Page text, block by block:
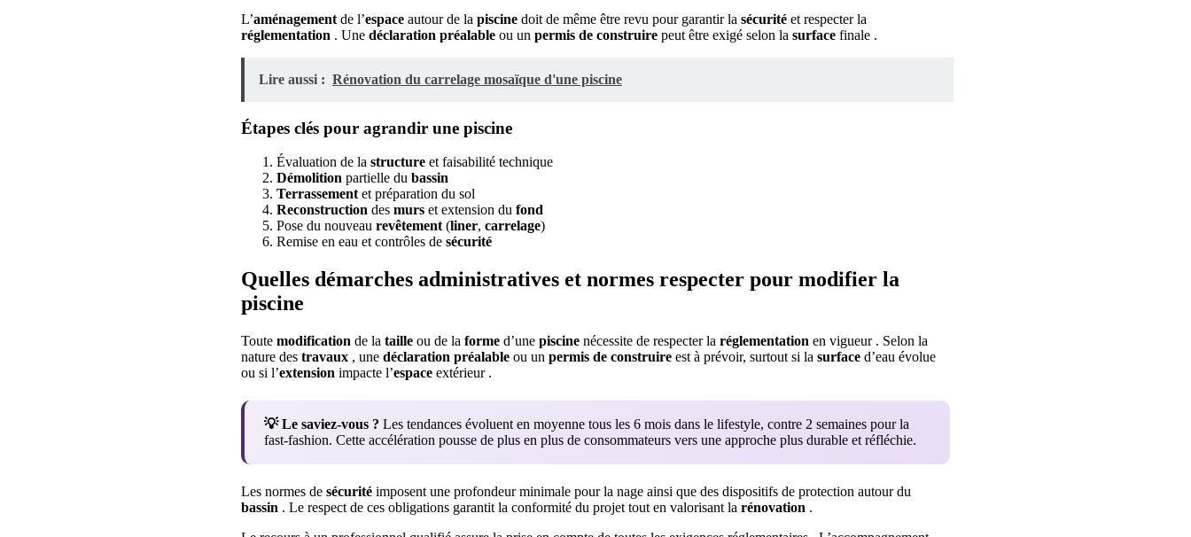
L’aménagement de l’espace autour de la piscine doit de même être revu pour garantir la sécurité et respecter la
réglementation . Une déclaration préalable ou un permis de construire peut être exigé selon la surface finale .
Lire aussi : Rénovation du carrelage mosaïque d'une piscine
Étapes clés pour agrandir une piscine
Évaluation de la structure et faisabilité technique
Démolition partielle du bassin
Terrassement et préparation du sol
Reconstruction des murs et extension du fond
Pose du nouveau revêtement (liner, carrelage)
Remise en eau et contrôles de sécurité
Quelles démarches administratives et normes respecter pour modifier la
piscine
Toute modification de la taille ou de la forme d’une piscine nécessite de respecter la réglementation en vigueur . Selon la
nature des travaux , une déclaration préalable ou un permis de construire est à prévoir, surtout si la surface d’eau évolue
ou si l’extension impacte l’espace extérieur .
💡 Le saviez-vous ? Les tendances évoluent en moyenne tous les 6 mois dans le lifestyle, contre 2 semaines pour la
fast-fashion. Cette accélération pousse de plus en plus de consommateurs vers une approche plus durable et réfléchie.
Les normes de sécurité imposent une profondeur minimale pour la nage ainsi que des dispositifs de protection autour du
bassin . Le respect de ces obligations garantit la conformité du projet tout en valorisant la rénovation .